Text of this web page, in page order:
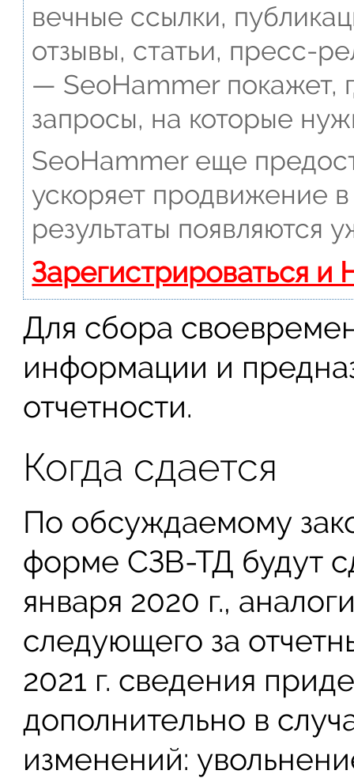
вечные ссылки,
отзывы, статьи, пресс-
— SeoHammer покажет,
запросы, на которые
SeoHammer еще
ускоряет продвижение
результаты появляются
Зарегистрироваться и
Для сбора
информации и
отчетности.
Когда сдается
По обсуждаемому
форме СЗВ-ТД будут
января 2020 г.,
следующего за
2021 г. сведения
дополнительно в
изменений: